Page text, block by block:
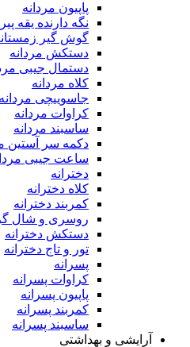
پاپیون مردانه
نگه دارنده یقه
گوش گیر
دستکش مردانه
دستمال جیبی
کلاه مردانه
جاسوییچی مردانه
کراوات مردانه
ساسبند مردانه
دکمه سر آستین
ساعت جیبی
دخترانه
کلاه دخترانه
کمربند دخترانه
روسری و شال
دستکش دخترانه
تور و تاج دخترانه
پسرانه
کراوات پسرانه
پاپیون پسرانه
کمربند پسرانه
ساسبند پسرانه
آرایشی و بهداشتی